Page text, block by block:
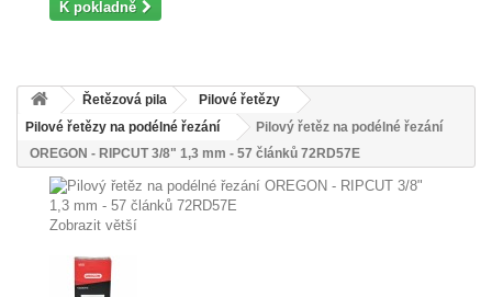
K pokladně
Řetězová pila
Pilové řetězy
Pilové řetězy na podélné řezání
Pilový řetěz na podélné řezání
OREGON - RIPCUT 3/8" 1,3 mm - 57 článků 72RD57E
Zobrazit větší